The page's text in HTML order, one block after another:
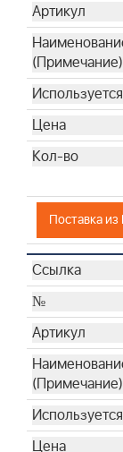
Поставка